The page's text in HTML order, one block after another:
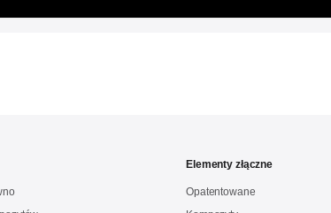
Elementy złączne
Opatentowane